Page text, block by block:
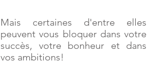
Mais certaines d'entre elles
peuvent vous bloquer dans votre
succès, votre bonheur et dans
vos ambitions!